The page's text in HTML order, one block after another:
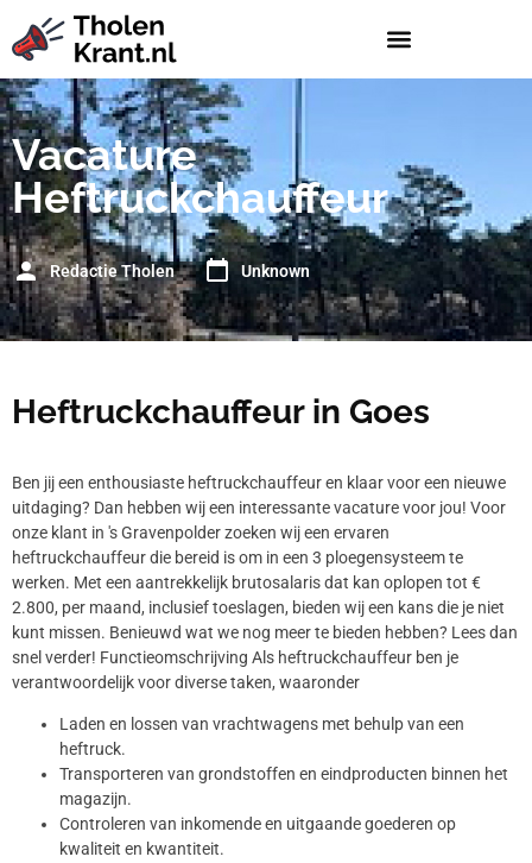
Vacature
Heftruckchauffeur
Redactie Tholen Unknown
Heftruckchauffeur in Goes
Ben jij een enthousiaste heftruckchauffeur en klaar voor een nieuwe
uitdaging? Dan hebben wij een interessante vacature voor jou! Voor
onze klant in 's Gravenpolder zoeken wij een ervaren
heftruckchauffeur die bereid is om in een 3 ploegensysteem te
werken. Met een aantrekkelijk brutosalaris dat kan oplopen tot €
2.800, per maand, inclusief toeslagen, bieden wij een kans die je niet
kunt missen. Benieuwd wat we nog meer te bieden hebben? Lees dan
snel verder! Functieomschrijving Als heftruckchauffeur ben je
verantwoordelijk voor diverse taken, waaronder
Laden en lossen van vrachtwagens met behulp van een
heftruck.
Transporteren van grondstoffen en eindproducten binnen het
magazijn.
Controleren van inkomende en uitgaande goederen op
kwaliteit en kwantiteit.